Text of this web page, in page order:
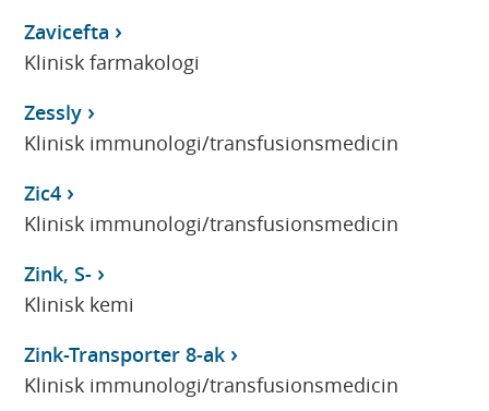
Zavicefta
Klinisk farmakologi
Zessly
Klinisk immunologi/transfusionsmedicin
Zic4
Klinisk immunologi/transfusionsmedicin
Zink, S-
Klinisk kemi
Zink-Transporter 8-ak
Klinisk immunologi/transfusionsmedicin